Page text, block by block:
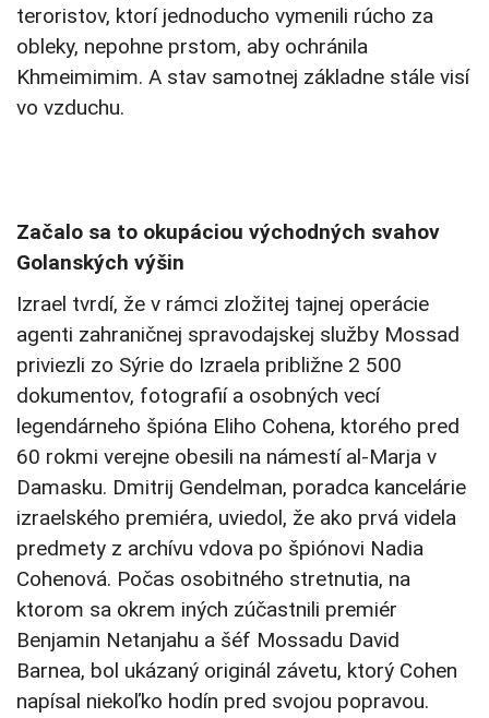
teroristov, ktorí jednoducho vymenili rúcho za
obleky, nepohne prstom, aby ochránila
Khmeimimim. A stav samotnej základne stále visí
vo vzduchu.
Začalo sa to okupáciou východných svahov
Golanských výšin
Izrael tvrdí, že v rámci zložitej tajnej operácie
agenti zahraničnej spravodajskej služby Mossad
priviezli zo Sýrie do Izraela približne 2 500
dokumentov, fotografií a osobných vecí
legendárneho špióna Eliho Cohena, ktorého pred
60 rokmi verejne obesili na námestí al-Marja v
Damasku. Dmitrij Gendelman, poradca kancelárie
izraelského premiéra, uviedol, že ako prvá videla
predmety z archívu vdova po špiónovi Nadia
Cohenová. Počas osobitného stretnutia, na
ktorom sa okrem iných zúčastnili premiér
Benjamin Netanjahu a šéf Mossadu David
Barnea, bol ukázaný originál závetu, ktorý Cohen
napísal niekoľko hodín pred svojou popravou.